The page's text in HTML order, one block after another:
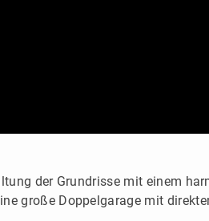
der Grundrisse mit einem
große Doppelgarage mit